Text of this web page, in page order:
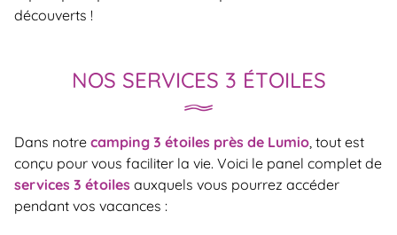
découverts !
NOS SERVICES 3 ÉTOILES
Dans notre camping 3 étoiles près de Lumio, tout est
conçu pour vous faciliter la vie. Voici le panel complet de
services 3 étoiles auxquels vous pourrez accéder
pendant vos vacances :